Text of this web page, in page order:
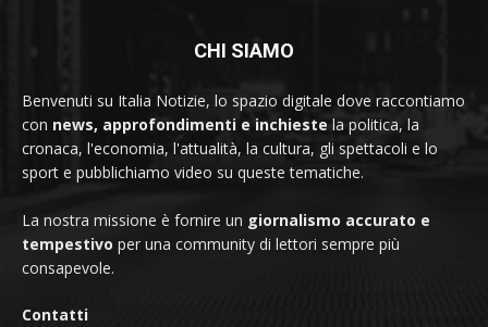
CHI SIAMO
Benvenuti su Italia Notizie, lo spazio digitale dove raccontiamo
con news, approfondimenti e inchieste la politica, la
cronaca, l'economia, l'attualità, la cultura, gli spettacoli e lo
sport e pubblichiamo video su queste tematiche.
La nostra missione è fornire un giornalismo accurato e
tempestivo per una community di lettori sempre più
consapevole.
Contatti